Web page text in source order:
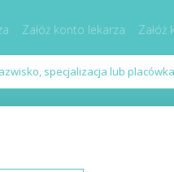
Załóż konto lekarza